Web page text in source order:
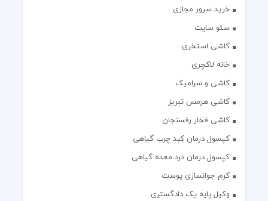
خرید سرور مجازی
سئو سایت
کاشی استخری
خانه لاکچری
کاشی و سرامیک
کاشی هرمس تبریز
کاشی فخار رفسنجان
کپسول درمان کبد چرب گیاهی
کپسول درمان درد معده گیاهی
کرم جوانسازی پوست
وکیل پایه یک دادگستری